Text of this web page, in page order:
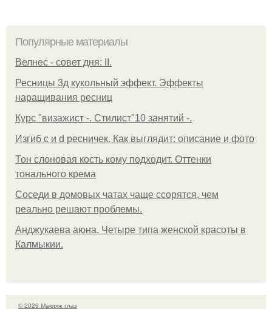
Популярные материалы
Велнес - совет дня: II.
Ресницы 3д кукольный эффект. Эффекты
наращивания ресниц
Курс "визажист -. Стилист"10 занятий -.
Изгиб c и d ресничек. Как выглядит: описание и фото
Тон слоновая кость кому подходит. Оттенки
тонального крема
Соседи в домовых чатах чаще ссорятся, чем
реально решают проблемы.
Анджукаева аюна. Четыре типа женской красоты в
Калмыкии.
© 2026 Макияж глаз